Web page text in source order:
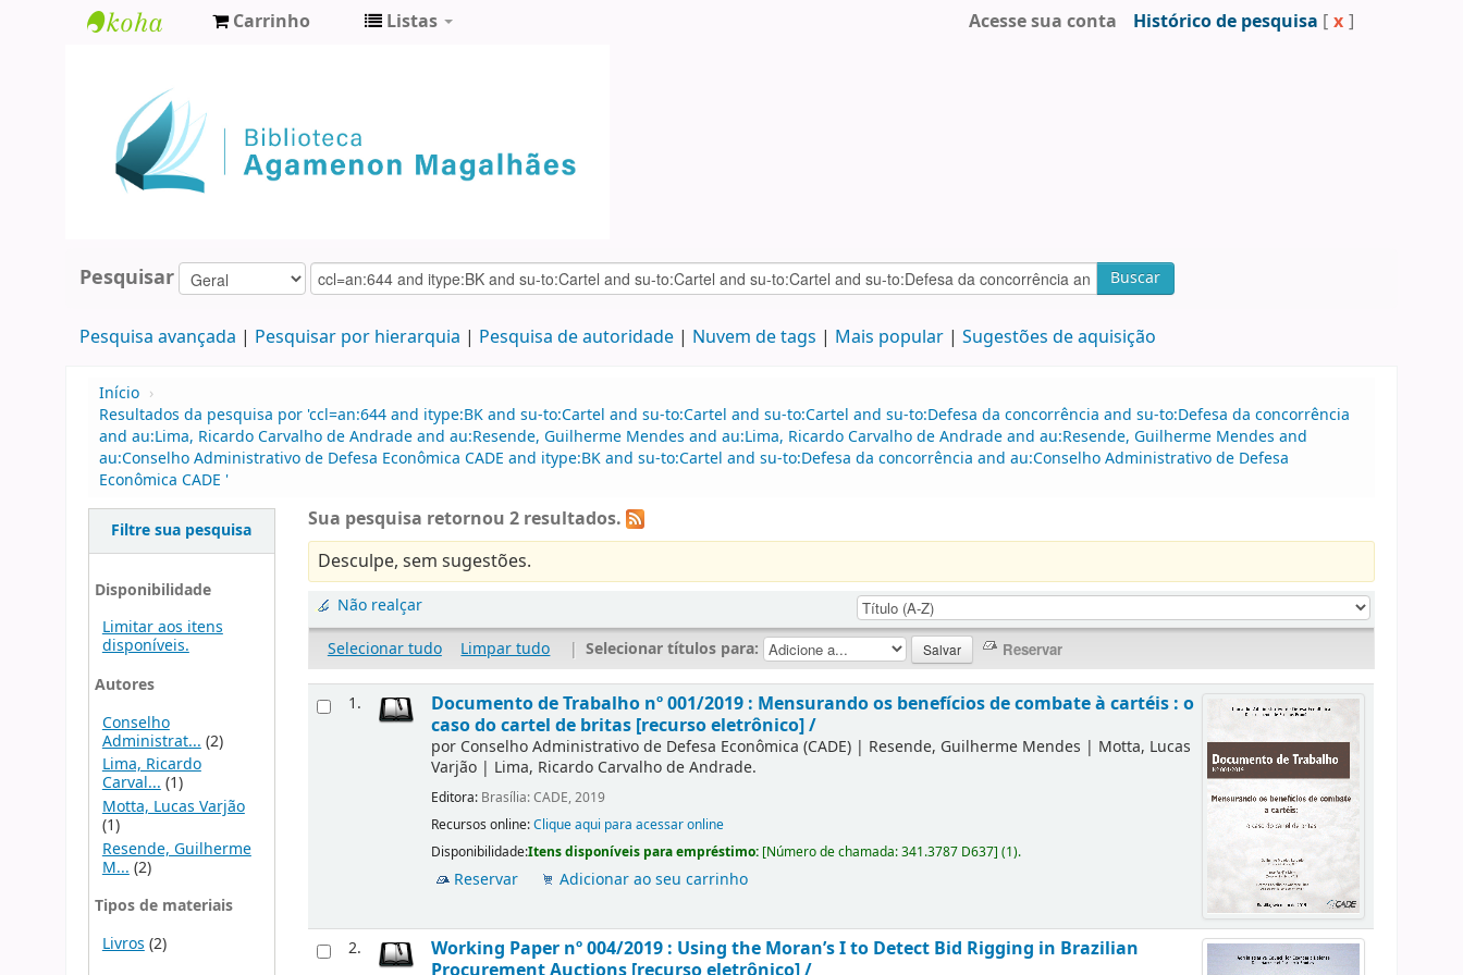
Agamenon
Magalhães
Carrinho Listas Acesse sua conta Histórico de pesquisa [ x ]
Pesquisar Buscar
Pesquisa avançada Pesquisar por hierarquia Pesquisa de autoridade Nuvem de tags Mais popular Sugestões de aquisição
Início ›
Resultados da pesquisa por 'ccl=an:644 and itype:BK and su-to:Cartel and su-to:Cartel and su-to:Cartel and su-to:Defesa da concorrência and su-to:Defesa da concorrência
and au:Lima, Ricardo Carvalho de Andrade and au:Resende, Guilherme Mendes and au:Lima, Ricardo Carvalho de Andrade and au:Resende, Guilherme Mendes and
au:Conselho Administrativo de Defesa Econômica CADE and itype:BK and su-to:Cartel and su-to:Defesa da concorrência and au:Conselho Administrativo de Defesa
Econômica CADE '
Filtre sua pesquisa
Disponibilidade
Limitar aos itens
disponíveis.
Autores
Conselho
Administrat... (2)
Lima, Ricardo
Carval...(1)
Motta, Lucas Varjão
(1)
Resende, Guilherme
M... (2)
Tipos de materiais
Livros (2)
Sua pesquisa retornou 2 resultados.
Desculpe, sem sugestões.
Não realçar
Selecionar tudo
Limpar tudo | Selecionar títulos para:
1.
Documento de Trabalho nº 001/2019 : Mensurando os benefícios de combate à cartéis : o
caso do cartel de britas [recurso eletrônico] /
por Conselho Administrativo de Defesa Econômica (CADE) | Resende, Guilherme Mendes | Motta, Lucas
Varjão | Lima, Ricardo Carvalho de Andrade.
Editora: Brasília: CADE, 2019
Recursos online:Clique aqui para acessar online
Disponibilidade:Itens disponíveis para empréstimo: [Número de chamada:341.3787 D637](1).
Reservar Adicionar ao seu carrinho
2.
Working Paper nº 004/2019 : Using the Moran’s I to Detect Bid Rigging in Brazilian